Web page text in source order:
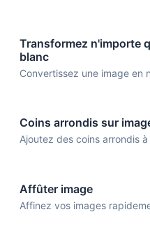
Transformez n'importe
blanc
Convertissez une image en
Coins arrondis sur
Ajoutez des coins arrondis
Affûter image
Affinez vos images